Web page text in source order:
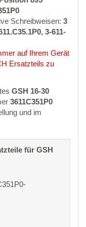
Schreibweisen: 3
3-611-
auf Ihrem Gerät
Ersatzteils zu
GSH 16-30
3611C351P0
und im
für GSH